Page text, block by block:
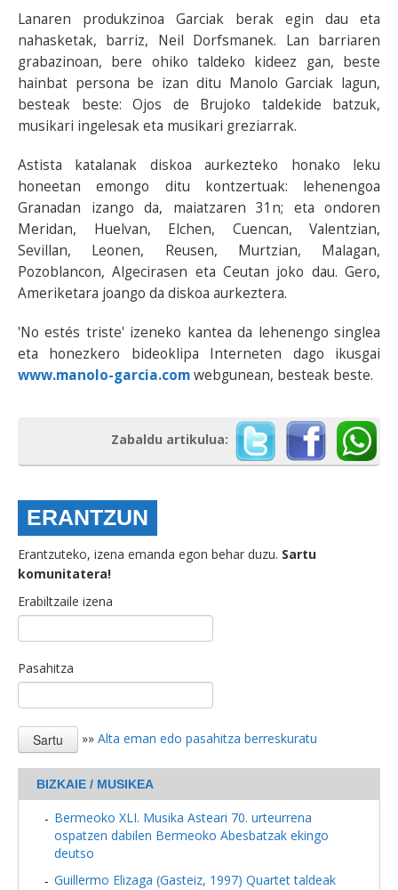
Lanaren produkzinoa Garciak berak egin dau eta
nahasketak, barriz, Neil Dorfsmanek. Lan barriaren
grabazinoan, bere ohiko taldeko kideez gan, beste
hainbat persona be izan ditu Manolo Garciak lagun,
besteak beste: Ojos de Brujoko taldekide batzuk,
musikari ingelesak eta musikari greziarrak.
Astista katalanak diskoa aurkezteko honako leku
honeetan emongo ditu kontzertuak: lehenengoa
Granadan izango da, maiatzaren 31n; eta ondoren
Meridan, Huelvan, Elchen, Cuencan, Valentzian,
Sevillan, Leonen, Reusen, Murtzian, Malagan,
Pozoblancon, Algecirasen eta Ceutan joko dau. Gero,
Ameriketara joango da diskoa aurkeztera.
'No estés triste' izeneko kantea da lehenengo singlea
eta honezkero bideoklipa Interneten dago ikusgai
www.manolo-garcia.comwebgunean, besteak beste.
Zabaldu artikulua:
ERANTZUN
Erantzuteko, izena emanda egon behar duzu. Sartu
komunitatera!
Erabiltzaile izena
Pasahitza
»» Alta eman edo pasahitza berreskuratu
BIZKAIE / MUSIKEA
Bermeoko XLI. Musika Asteari 70. urteurrena
ospatzen dabilen Bermeoko Abesbatzak ekingo
deutso
Guillermo Elizaga (Gasteiz, 1997) Quartet taldeak